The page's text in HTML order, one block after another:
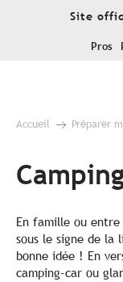
Site
Pros
Accueil Préparer
En famille ou entre
sous le signe de
bonne idée ! En
camping-car ou